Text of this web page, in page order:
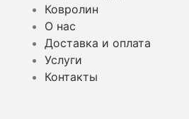
Ковролин
О нас
Доставка и оплата
Услуги
Контакты